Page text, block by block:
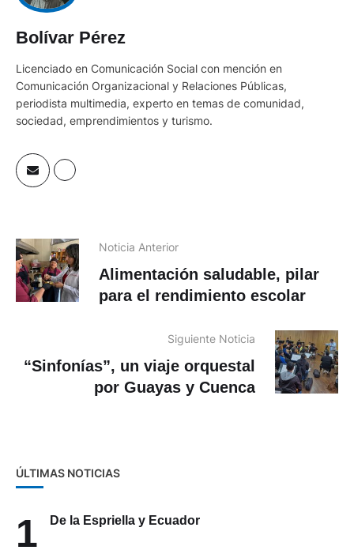
Bolívar Pérez
Licenciado en Comunicación Social con mención en
Comunicación Organizacional y Relaciones Públicas,
periodista multimedia, experto en temas de comunidad,
sociedad, emprendimientos y turismo.
Noticia Anterior
Alimentación saludable, pilar
para el rendimiento escolar
Siguiente Noticia
“Sinfonías”, un viaje orquestal
por Guayas y Cuenca
ÚLTIMAS NOTICIAS
1 De la Espriella y Ecuador